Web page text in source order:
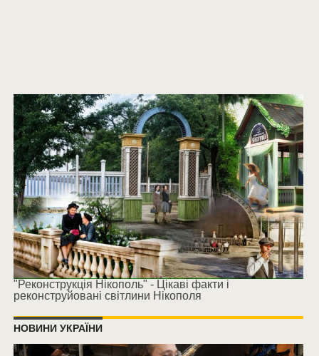
"Реконструкція Нікополь" - Цікаві факти і
реконструйовані світлини Нікополя
НОВИНИ УКРАЇНИ